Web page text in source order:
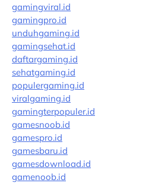
gamingviral.id
gamingpro.id
unduhgaming.id
gamingsehat.id
daftargaming.id
sehatgaming.id
populergaming.id
viralgaming.id
gamingterpopuler.id
gamesnoob.id
gamespro.id
gamesbaru.id
gamesdownload.id
gamenoob.id